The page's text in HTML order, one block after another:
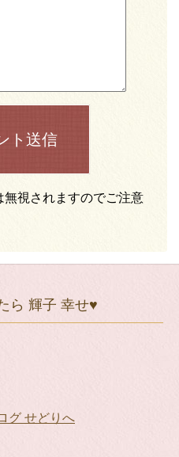
ト送信
無視されますのでご注意
ら 輝子 幸せ♥